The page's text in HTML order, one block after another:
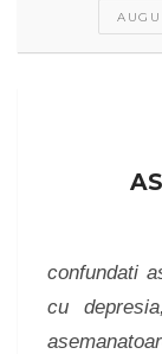
confundati
cu